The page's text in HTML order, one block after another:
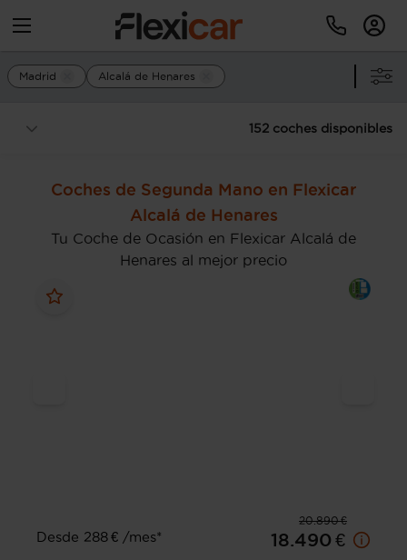
Madrid Alcalá de Henares
152 coches disponibles
Coches de Segunda Mano en Flexicar
Alcalá de Henares
Tu Coche de Ocasión en Flexicar Alcalá de
Henares al mejor precio
20.890 €
Desde 288 € /mes*
18.490 €